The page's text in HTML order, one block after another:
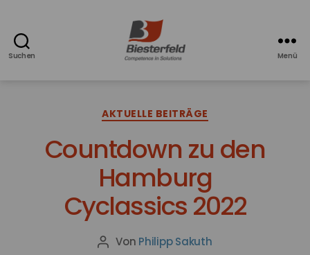
Suchen
bei
Menü
Kategorien
AKTUELLE BEITRÄGE
Countdown zu den
Hamburg
Cyclassics 2022
Beitragsautor
Von Philipp Sakuth